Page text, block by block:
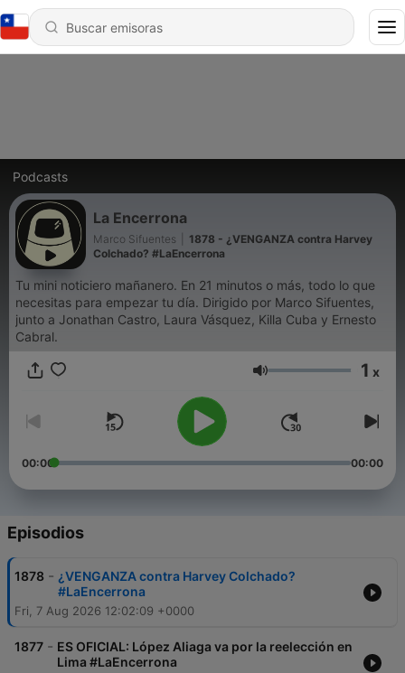
Podcasts
La Encerrona
Marco Sifuentes
1878 - ¿VENGANZA contra Harvey
Colchado? #LaEncerrona
Tu mini noticiero mañanero. En 21 minutos o más, todo lo que
necesitas para empezar tu día. Dirigido por Marco Sifuentes,
junto a Jonathan Castro, Laura Vásquez, Killa Cuba y Ernesto
Cabral.
Volumen 1 x
00:00 00:00
Episodios
1878 - ¿VENGANZA contra Harvey Colchado?
#LaEncerrona
Fri, 7 Aug 2026 12:02:09 +0000
1877 - ES OFICIAL: López Aliaga va por la reelección en
Lima #LaEncerrona